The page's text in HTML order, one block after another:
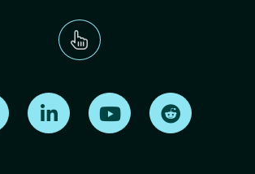
Find us on X Find us on LinkedInFind us on Youtube